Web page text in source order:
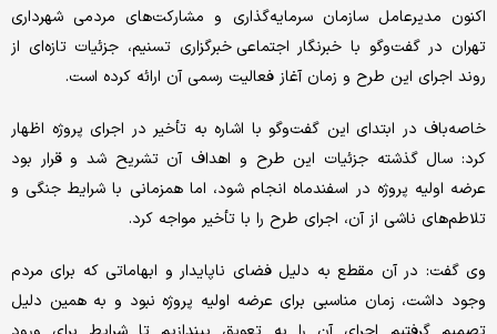
اکنون مدیرعامل سازمان سرمایه‌گذاری و مشارکت‌های مردمی شهرداری
تهران در گفت‌وگو با خبرنگار اجتماعی خبرگزاری تسنیم، جزئیات تازه‌ای از
روند اجرای این طرح و زمان آغاز فعالیت رسمی آن ارائه کرده است.
خاصه‌باف در ابتدای این گفت‌وگو با اشاره به تأخیر در اجرای پروژه اظهار
کرد: سال گذشته جزئیات این طرح و اهداف آن تشریح شد و قرار بود
عرضه اولیه پروژه در اسفندماه انجام شود، اما همزمانی با شرایط جنگی و
تلاطم‌های ناشی از آن، اجرای طرح را با تأخیر مواجه کرد.
وی گفت: در آن مقطع به دلیل فضای ناپایدار و ابهاماتی که برای مردم
وجود داشت، زمان مناسبی برای عرضه اولیه پروژه نبود و به همین دلیل